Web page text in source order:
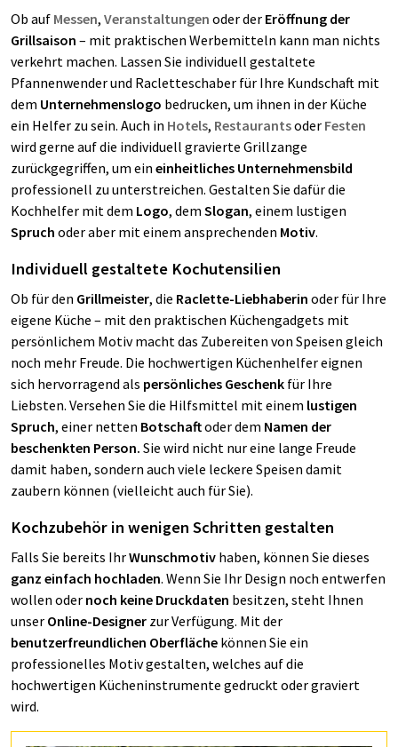
Ob auf Messen, Veranstaltungen oder der Eröffnung der
Grillsaison – mit praktischen Werbemitteln kann man nichts
verkehrt machen. Lassen Sie individuell gestaltete
Pfannenwender und Racletteschaber für Ihre Kundschaft mit
dem Unternehmenslogo bedrucken, um ihnen in der Küche
ein Helfer zu sein. Auch in Hotels, Restaurantsoder Festen
wird gerne auf die individuell gravierte Grillzange
zurückgegriffen, um ein einheitliches Unternehmensbild
professionell zu unterstreichen. Gestalten Sie dafür die
Kochhelfer mit dem Logo, dem Slogan, einem lustigen
Spruch oder aber mit einem ansprechenden Motiv.
Individuell gestaltete Kochutensilien
Ob für den Grillmeister, die Raclette-Liebhaberin oder für Ihre
eigene Küche – mit den praktischen Küchengadgets mit
persönlichem Motiv macht das Zubereiten von Speisen gleich
noch mehr Freude. Die hochwertigen Küchenhelfer eignen
sich hervorragend als persönliches Geschenk für Ihre
Liebsten. Versehen Sie die Hilfsmittel mit einem lustigen
Spruch, einer netten Botschaftoder dem Namen der
beschenkten Person. Sie wird nicht nur eine lange Freude
damit haben, sondern auch viele leckere Speisen damit
zaubern können (vielleicht auch für Sie).
Kochzubehör in wenigen Schritten gestalten
Falls Sie bereits IhrWunschmotiv haben, können Sie dieses
ganz einfach hochladen. Wenn Sie Ihr Design noch entwerfen
wollen oder noch keine Druckdaten besitzen, steht Ihnen
unser Online-Designer zur Verfügung. Mit der
benutzerfreundlichen Oberfläche können Sie ein
professionelles Motiv gestalten, welches auf die
hochwertigen Kücheninstrumente gedruckt oder graviert
wird.